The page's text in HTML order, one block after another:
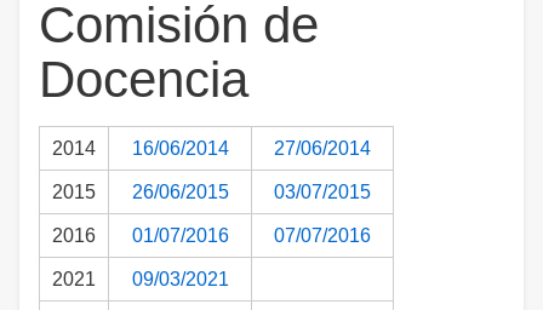
Comisión de
Docencia
2014 16/06/2014 27/06/2014
2015 26/06/2015 03/07/2015
2016 01/07/2016 07/07/2016
2021 09/03/2021